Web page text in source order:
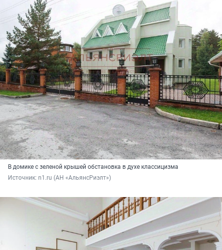
В домике с зеленой крышей обстановка в духе классицизма
Источник: n1.ru (АН «АльянсРиэлт»)